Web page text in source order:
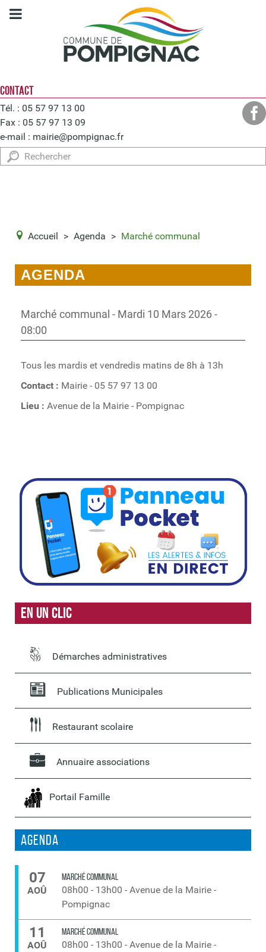
CONTACT
Tél. : 05 57 97 13 00
Fax : 05 57 97 13 09
e-mail : mairie@pompignac.fr
Rechercher
Accueil > Agenda > Marché communal
AGENDA
Marché communal - Mardi 10 Mars 2026 -
08:00
Tous les mardis et vendredis matins de 8h à 13h
Contact : Mairie - 05 57 97 13 00
Lieu : Avenue de la Mairie - Pompignac
En un clic
Démarches administratives
Publications Municipales
Restaurant scolaire
Annuaire associations
Portail Famille
Agenda
07
AOÛ
MARCHÉ COMMUNAL
08h00 - 13h00 - Avenue de la Mairie -
Pompignac
11
AOÛ
MARCHÉ COMMUNAL
08h00 - 13h00 - Avenue de la Mairie -